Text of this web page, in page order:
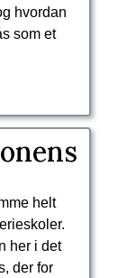
hvordan
som et
helt
her i det
der for